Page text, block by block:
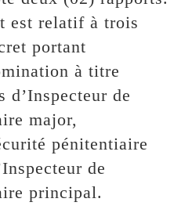
est relatif à trois
portant
à titre
d’Inspecteur de
major,
pénitentiaire
de
principal.